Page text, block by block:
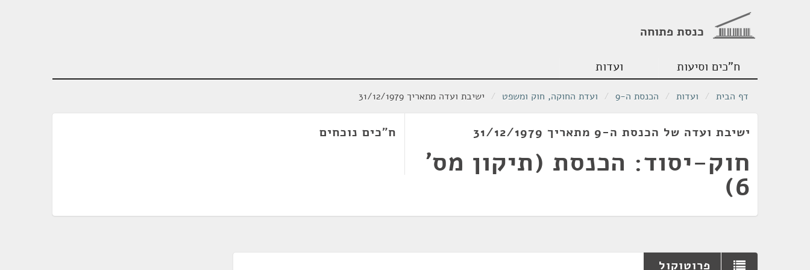
כנסת פתוחה
ח"כים וסיעות ועדות
דף הבית / ועדות / הכנסת ה-9 / ועדת החוקה, חוק ומשפט / ישיבת ועדה מתאריך 31/12/1979
ישיבת ועדה של הכנסת ה-9 מתאריך 31/12/1979
חוק-יסוד: הכנסת (תיקון מס'
6)
ח"כים נוכחים
פרוטוקול